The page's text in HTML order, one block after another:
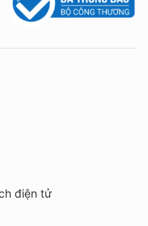
điện tử